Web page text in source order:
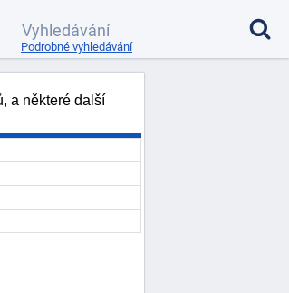
a některé další
Podrobné vyhledávání